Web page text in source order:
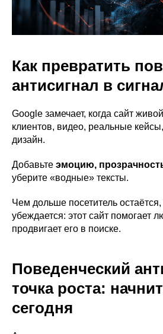
Как превратить
антисигнал в
Google замечает, когда сайт
клиентов, видео, реальные
дизайн.
Добавьте эмоцию,
уберите «водные» тексты.
Чем дольше посетитель
убеждается: этот сайт помогает
продвигает его в поиске.
Поведенческий
точка роста:
сегодня